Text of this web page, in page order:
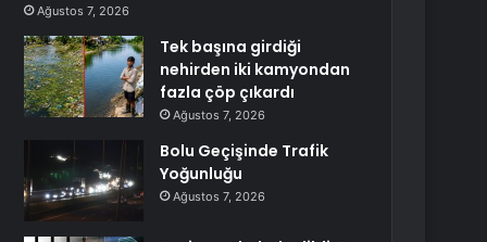
Ağustos 7, 2026
Tek başına girdiği
nehirden iki kamyondan
fazla çöp çıkardı
Ağustos 7, 2026
Bolu Geçişinde Trafik
Yoğunluğu
Ağustos 7, 2026